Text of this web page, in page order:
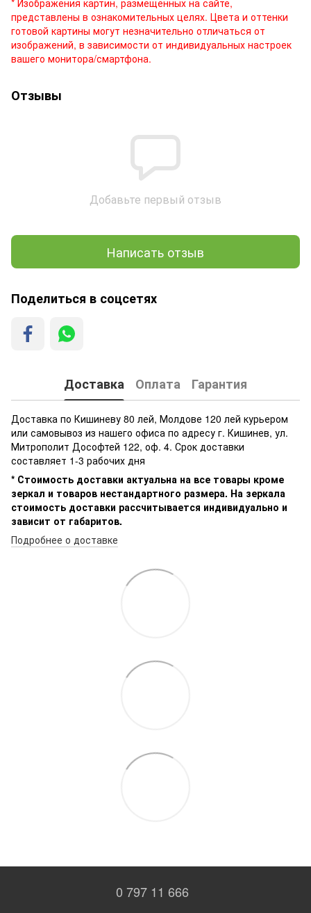
* Изображения картин, размещенных на сайте,
представлены в ознакомительных целях. Цвета и оттенки
готовой картины могут незначительно отличаться от
изображений, в зависимости от индивидуальных настроек
вашего монитора/смартфона.
Отзывы
Добавьте первый отзыв
Написать отзыв
Поделиться в соцсетях
Доставка Оплата Гарантия
Доставка по Кишиневу 80 лей, Молдове 120 лей курьером
или самовывоз из нашего офиса по адресу г. Кишинев, ул.
Митрополит Дософтей 122, оф. 4. Срок доставки
составляет 1-3 рабочих дня
* Стоимость доставки актуальна на все товары кроме
зеркал и товаров нестандартного размера. На зеркала
стоимость доставки рассчитывается индивидуально и
зависит от габаритов.
Подробнее о доставке
0 797 11 666